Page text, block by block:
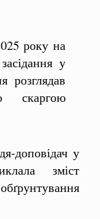
року на
у
розглядав
скаргою
доповідач у
зміст